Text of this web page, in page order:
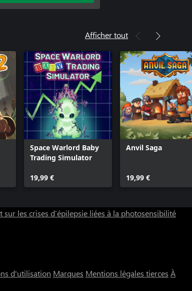
Afficher tout
Space Warlord Baby
Trading Simulator
19,99 €
Anvil Saga
19,99 €
sur les crises d’épilepsie liées à la photosensibilité
d'utilisation Marques Mentions légales tierces À